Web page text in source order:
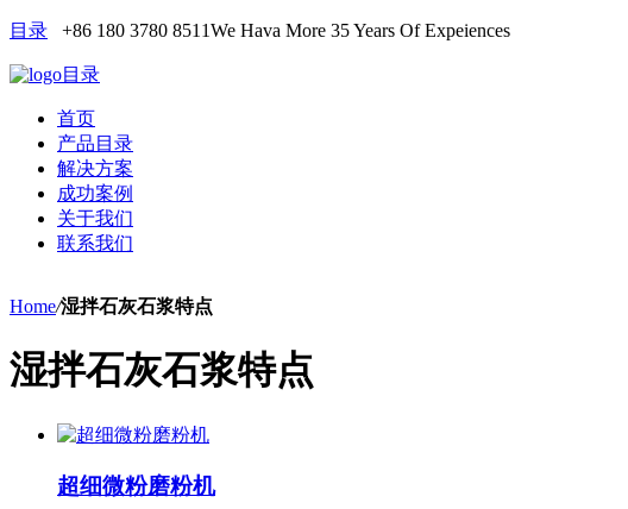
目录 +86 180 3780 8511We Hava More 35 Years Of Expeiences
目录
首页
产品目录
解决方案
成功案例
关于我们
联系我们
Home/湿拌石灰石浆特点
湿拌石灰石浆特点
超细微粉磨粉机